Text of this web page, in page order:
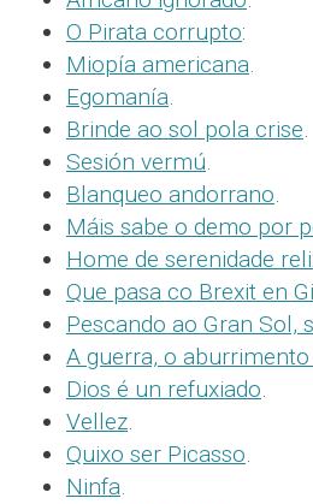
O Pirata corrupto:
Miopía americana.
Egomanía.
Brinde ao sol pola crise.
Sesión vermú.
Blanqueo andorrano.
Máis sabe o demo por
Home de serenidade
Que pasa co Brexit en
Pescando ao Gran Sol,
A guerra, o aburrimento
Dios é un refuxiado.
Vellez.
Quixo ser Picasso.
Ninfa.